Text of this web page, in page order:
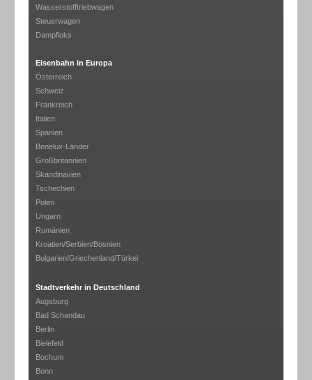
Wasserstofftriebwagen
Steuerwagen
Dampfloks
Eisenbahn in Europa
Österreich
Schweiz
Frankreich
Italien
Spanien
Benelux-Länder
Großbritannien
Skandinavien
Tschechien
Polen
Ungarn
Rumänien
Kroatien/Serbien/Bosnien
Bulgarien/Griechenland/Türkei
Stadtverkehr in Deutschland
Augsburg
Bad Schandau
Berlin
Bielefeld
Bochum
Bonn